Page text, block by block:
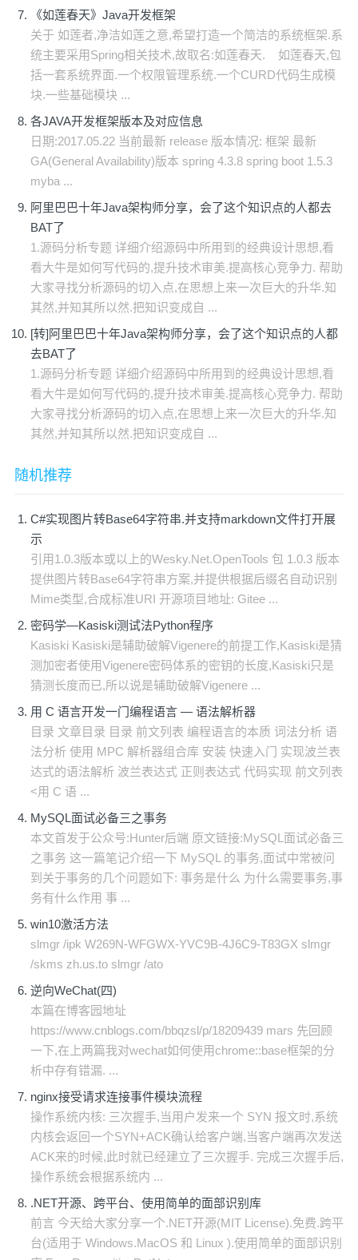
《如莲春天》Java开发框架
关于 如莲者,净洁如莲之意,希望打造一个简洁的系统框架.系
统主要采用Spring相关技术,故取名:如莲春天. 如莲春天,包
括一套系统界面.一个权限管理系统.一个CURD代码生成模
块.一些基础模块 ...
各JAVA开发框架版本及对应信息
日期:2017.05.22 当前最新 release 版本情况: 框架 最新
GA(General Availability)版本 spring 4.3.8 spring boot 1.5.3
myba ...
阿里巴巴十年Java架构师分享，会了这个知识点的人都去
BAT了
1.源码分析专题 详细介绍源码中所用到的经典设计思想,看
看大牛是如何写代码的,提升技术审美.提高核心竞争力. 帮助
大家寻找分析源码的切入点,在思想上来一次巨大的升华.知
其然,并知其所以然.把知识变成自 ...
[转]阿里巴巴十年Java架构师分享，会了这个知识点的人都
去BAT了
1.源码分析专题 详细介绍源码中所用到的经典设计思想,看
看大牛是如何写代码的,提升技术审美.提高核心竞争力. 帮助
大家寻找分析源码的切入点,在思想上来一次巨大的升华.知
其然,并知其所以然.把知识变成自 ...
随机推荐
C#实现图片转Base64字符串.并支持markdown文件打开展
示
引用1.0.3版本或以上的Wesky.Net.OpenTools 包 1.0.3 版本
提供图片转Base64字符串方案,并提供根据后缀名自动识别
Mime类型,合成标准URI 开源项目地址: Gitee ...
密码学—Kasiski测试法Python程序
Kasiski Kasiski是辅助破解Vigenere的前提工作,Kasiski是猜
测加密者使用Vigenere密码体系的密钥的长度,Kasiski只是
猜测长度而已,所以说是辅助破解Vigenere ...
用 C 语言开发一门编程语言 — 语法解析器
目录 文章目录 目录 前文列表 编程语言的本质 词法分析 语
法分析 使用 MPC 解析器组合库 安装 快速入门 实现波兰表
达式的语法解析 波兰表达式 正则表达式 代码实现 前文列表
<用 C 语 ...
MySQL面试必备三之事务
本文首发于公众号:Hunter后端 原文链接:MySQL面试必备三
之事务 这一篇笔记介绍一下 MySQL 的事务,面试中常被问
到关于事务的几个问题如下: 事务是什么 为什么需要事务,事
务有什么作用 事 ...
win10激活方法
slmgr /ipk W269N-WFGWX-YVC9B-4J6C9-T83GX slmgr
/skms zh.us.to slmgr /ato
逆向WeChat(四)
本篇在博客园地址
https://www.cnblogs.com/bbqzsl/p/18209439 mars 先回顾
一下,在上两篇我对wechat如何使用chrome::base框架的分
析中存有错漏. ...
nginx接受请求连接事件模块流程
操作系统内核: 三次握手,当用户发来一个 SYN 报文时,系统
内核会返回一个SYN+ACK确认给客户端,当客户端再次发送
ACK来的时候,此时就已经建立了三次握手. 完成三次握手后,
操作系统会根据系统内 ...
.NET开源、跨平台、使用简单的面部识别库
前言 今天给大家分享一个.NET开源(MIT License).免费.跨平
台(适用于 Windows.MacOS 和 Linux ).使用简单的面部识别